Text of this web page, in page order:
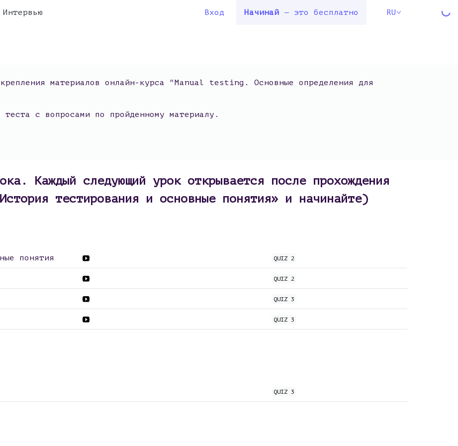
Интервью Вход Начинай — это бесплатно RU
материалов онлайн-курса "Manual testing. Основные определения для
с вопросами по пройденному материалу.
Каждый следующий урок открывается после прохождения
тестирования и основные понятия» и начинайте)
понятия QUIZ 2
QUIZ 2
QUIZ 3
QUIZ 3
QUIZ 3